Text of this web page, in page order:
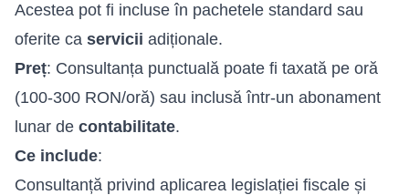
Acestea pot fi incluse în pachetele standard sau
oferite ca servicii adiționale.
Preț: Consultanța punctuală poate fi taxată pe oră
(100-300 RON/oră) sau inclusă într-un abonament
lunar de contabilitate.
Ce include:
Consultanță privind aplicarea legislației fiscale și